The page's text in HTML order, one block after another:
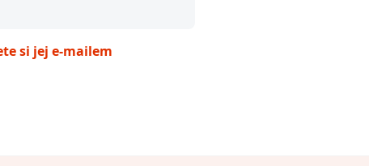
si jej e-mailem